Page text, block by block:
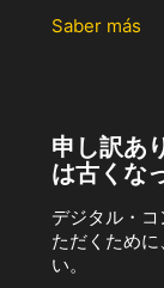
Saber más
申し訳あ
は古くな
デジタル・
ただくため
い。